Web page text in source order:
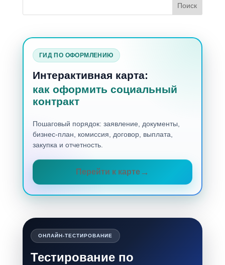
ГИД ПО ОФОРМЛЕНИЮ
Интерактивная карта:
как оформить социальный
контракт
Пошаговый порядок: заявление, документы,
бизнес-план, комиссия, договор, выплата,
закупка и отчетность.
Перейти к карте
ОНЛАЙН-ТЕСТИРОВАНИЕ
Тестирование по